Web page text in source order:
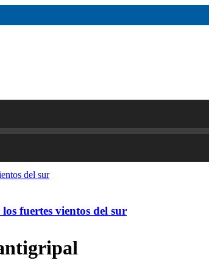
fuertes vientos del sur